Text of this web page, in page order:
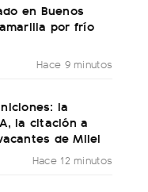
en Buenos
por frío
Hace 9 minutos
la
la citación a
de Milei
Hace 12 minutos